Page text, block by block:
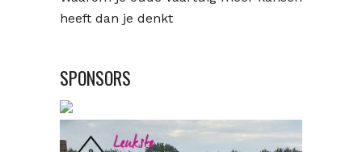
heeft dan je denkt
SPONSORS